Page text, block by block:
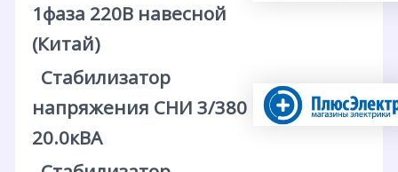
1фаза 220В навесной
(Китай)
Стабилизатор
напряжения СНИ 3/380
20.0кВА